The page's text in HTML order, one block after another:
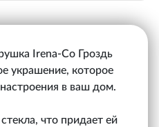
Irena-Co Гроздь
украшение, которое
в ваш дом.
что придает ей